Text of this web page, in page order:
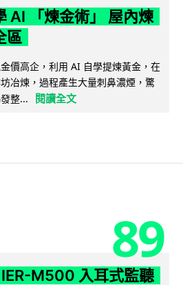
AI 「煉金術」 屋內煉
區
價高企，利用 AI 自學提煉黃金，在
冶煉，過程產生大量刺鼻濃煙，驚
整...
閱讀全文
89
IER-M500 入耳式監聽